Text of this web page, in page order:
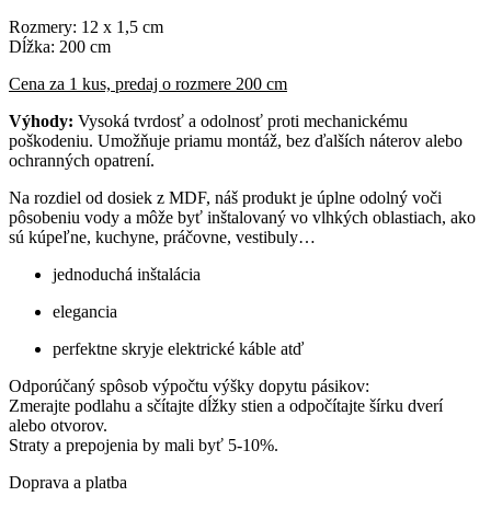
Rozmery: 12 x 1,5 cm
Dĺžka: 200 cm
Cena za 1 kus, predaj o rozmere 200 cm
Výhody: Vysoká tvrdosť a odolnosť proti mechanickému
poškodeniu. Umožňuje priamu montáž, bez ďalších náterov alebo
ochranných opatrení.
Na rozdiel od dosiek z MDF, náš produkt je úplne odolný voči
pôsobeniu vody a môže byť inštalovaný vo vlhkých oblastiach, ako
sú kúpeľne, kuchyne, práčovne, vestibuly…
jednoduchá inštalácia
elegancia
perfektne skryje elektrické káble atď
Odporúčaný spôsob výpočtu výšky dopytu pásikov:
Zmerajte podlahu a sčítajte dĺžky stien a odpočítajte šírku dverí
alebo otvorov.
Straty a prepojenia by mali byť 5-10%.
Doprava a platba